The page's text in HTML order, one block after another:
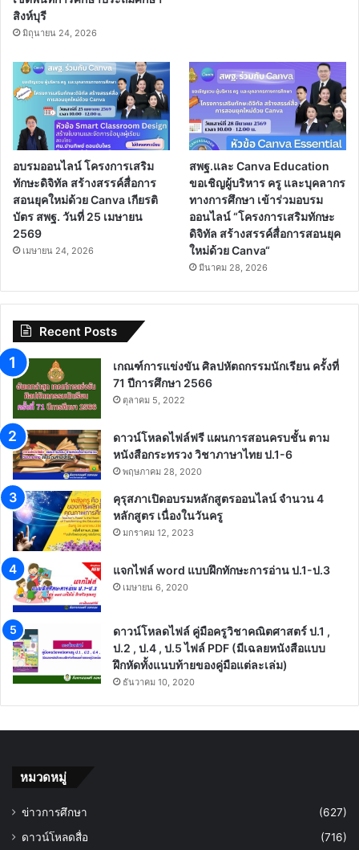
สิงห์บุรี
มิถุนายน 24, 2026
อบรมออนไลน์ โครงการเสริม
ทักษะดิจิทัล สร้างสรรค์สื่อการ
สอนยุคใหม่ด้วย Canva เกียรติ
บัตร สพฐ. วันที่ 25 เมษายน
2569
เมษายน 24, 2026
สพฐ.และ Canva Education
ขอเชิญผู้บริหาร ครู และบุคลากร
ทางการศึกษา เข้าร่วมอบรม
ออนไลน์ “โครงการเสริมทักษะ
ดิจิทัล สร้างสรรค์สื่อการสอนยุค
ใหม่ด้วย Canva“
มีนาคม 28, 2026
Recent Posts
เกณฑ์การแข่งขัน ศิลปหัตถกรรมนักเรียน ครั้งที่
71 ปีการศึกษา 2566
ตุลาคม 5, 2022
ดาวน์โหลดไฟล์ฟรี แผนการสอนครบชั้น ตาม
หนังสือกระทรวง วิชาภาษาไทย ป.1-6
พฤษภาคม 28, 2020
คุรุสภาเปิดอบรมหลักสูตรออนไลน์ จำนวน 4
หลักสูตร เนื่องในวันครู
มกราคม 12, 2023
แจกไฟล์ word แบบฝึกทักษะการอ่าน ป.1-ป.3
เมษายน 6, 2020
ดาวน์โหลดไฟล์ คู่มือครูวิชาคณิตศาสตร์ ป.1 ,
ป.2 , ป.4 , ป.5 ไฟล์ PDF (มีเฉลยหนังสือแบบ
ฝึกหัดทั้งแนบท้ายของคู่มือแต่ละเล่ม)
ธันวาคม 10, 2020
หมวดหมู่
ข่าวการศึกษา
(627)
ดาวน์โหลดสื่อ
(716)